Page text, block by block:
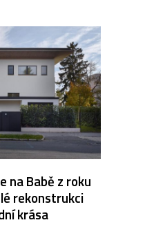
na Babě z roku
rekonstrukci
krása